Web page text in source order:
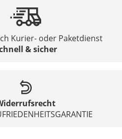
Kurier- oder Paketdienst
& sicher